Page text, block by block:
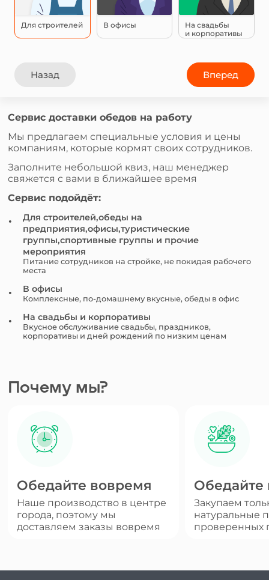
Для строителей В офисы
На свадьбы
и корпоративы
Назад Вперед
Сервис доставки обедов на работу
Мы предлагаем специальные условия и цены
компаниям, которые кормят своих сотрудников.
Заполните небольшой квиз, наш менеджер
свяжется с вами в ближайшее время
Сервис подойдёт:
Для строителей,обеды на
предприятия,офисы,туристические
группы,спортивные группы и прочие
мероприятия
Питание сотрудников на стройке, не покидая рабочего
места
В офисы
Комплексные, по-домашнему вкусные, обеды в офис
На свадьбы и корпоративы
Вкусное обслуживание свадьбы, праздников,
корпоративы и дней рождений по низким ценам
Почему мы?
Обедайте вовремя
Наше производство в центре
города, поэтому мы
доставляем заказы вовремя
Обедайте
Закупаем
натуральные
проверенных